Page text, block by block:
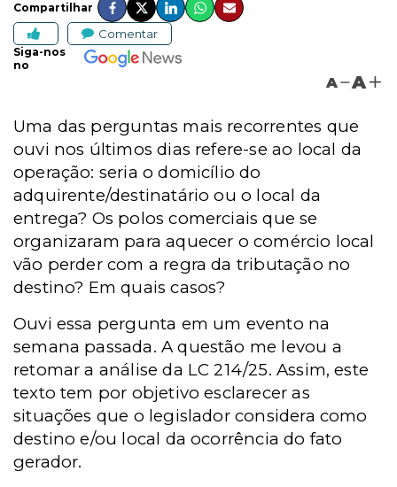
Compartilhar
Comentar
Siga-nos
no
A A
Uma das perguntas mais recorrentes que
ouvi nos últimos dias refere-se ao local da
operação: seria o domicílio do
adquirente/destinatário ou o local da
entrega? Os polos comerciais que se
organizaram para aquecer o comércio local
vão perder com a regra da tributação no
destino? Em quais casos?
Ouvi essa pergunta em um evento na
semana passada. A questão me levou a
retomar a análise da LC 214/25. Assim, este
texto tem por objetivo esclarecer as
situações que o legislador considera como
destino e/ou local da ocorrência do fato
gerador.